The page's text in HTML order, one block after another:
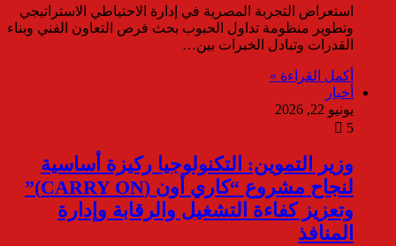
استعراض التجربة المصرية في إدارة الاحتياطي الاستراتيجي
وتطوير منظومة تداول الحبوب بحث فرص التعاون الفني وبناء
القدرات وتبادل الخبرات بين…
أكمل القراءة »
أخبار
يونيو 22, 2026
5
وزير التموين: التكنولوجيا ركيزة أساسية
لنجاح مشروع “كاري أون (CARRY ON)”
وتعزيز كفاءة التشغيل والرقابة وإدارة
المنافذ